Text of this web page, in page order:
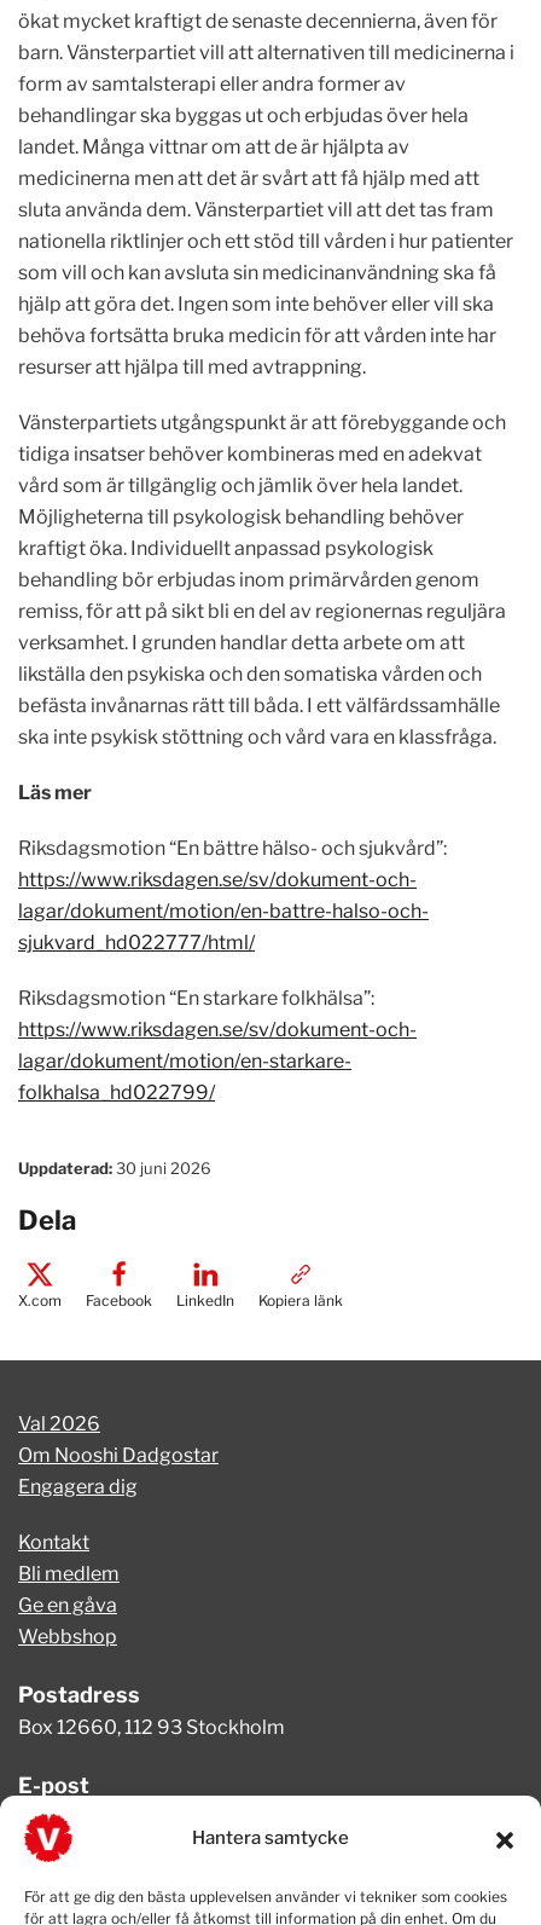
Hantera samtycke
För att ge dig den bästa upplevelsen använder vi tekniker som cookies
för att lagra och/eller få åtkomst till information på din enhet. Om du
ökat mycket kraftigt de senaste decennierna, även för
barn. Vänsterpartiet vill att alternativen till medicinerna i
form av samtalsterapi eller andra former av
behandlingar ska byggas ut och erbjudas över hela
landet. Många vittnar om att de är hjälpta av
medicinerna men att det är svårt att få hjälp med att
sluta använda dem. Vänsterpartiet vill att det tas fram
nationella riktlinjer och ett stöd till vården i hur patienter
som vill och kan avsluta sin medicinanvändning ska få
hjälp att göra det. Ingen som inte behöver eller vill ska
behöva fortsätta bruka medicin för att vården inte har
resurser att hjälpa till med avtrappning.
Vänsterpartiets utgångspunkt är att förebyggande och
tidiga insatser behöver kombineras med en adekvat
vård som är tillgänglig och jämlik över hela landet.
Möjligheterna till psykologisk behandling behöver
kraftigt öka. Individuellt anpassad psykologisk
behandling bör erbjudas inom primärvården genom
remiss, för att på sikt bli en del av regionernas reguljära
verksamhet. I grunden handlar detta arbete om att
likställa den psykiska och den somatiska vården och
befästa invånarnas rätt till båda. I ett välfärdssamhälle
ska inte psykisk stöttning och vård vara en klassfråga.
Läs mer
Riksdagsmotion “En bättre hälso- och sjukvård”:
https://www.riksdagen.se/sv/dokument-och-
lagar/dokument/motion/en-battre-halso-och-
sjukvard_hd022777/html/
Riksdagsmotion “En starkare folkhälsa”:
https://www.riksdagen.se/sv/dokument-och-
lagar/dokument/motion/en-starkare-
folkhalsa_hd022799/
Uppdaterad:30 juni 2026
Dela
X.com Facebook LinkedIn Kopiera länk
Val 2026
Om Nooshi Dadgostar
Engagera dig
Kontakt
Bli medlem
Ge en gåva
Webbshop
Postadress
Box 12660, 112 93 Stockholm
E-post
info@vansterpartiet.se
08-654 08 20